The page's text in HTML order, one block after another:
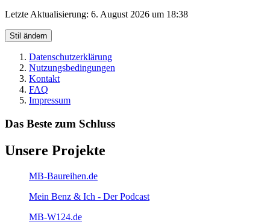
Letzte Aktualisierung: 6. August 2026 um 18:38
Stil ändern
Datenschutzerklärung
Nutzungsbedingungen
Kontakt
FAQ
Impressum
Das Beste zum Schluss
Unsere Projekte
MB-Baureihen.de
Mein Benz & Ich - Der Podcast
MB-W124.de